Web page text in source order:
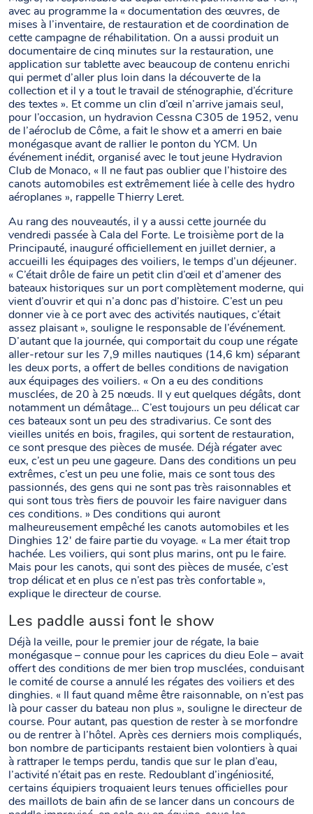
avec au programme la « documentation des œuvres, de
mises à l’inventaire, de restauration et de coordination de
cette campagne de réhabilitation. On a aussi produit un
documentaire de cinq minutes sur la restauration, une
application sur tablette avec beaucoup de contenu enrichi
qui permet d’aller plus loin dans la découverte de la
collection et il y a tout le travail de sténographie, d’écriture
des textes ». Et comme un clin d’œil n’arrive jamais seul,
pour l’occasion, un hydravion Cessna C305 de 1952, venu
de l’aéroclub de Côme, a fait le show et a amerri en baie
monégasque avant de rallier le ponton du YCM. Un
événement inédit, organisé avec le tout jeune Hydravion
Club de Monaco, « Il ne faut pas oublier que l’histoire des
canots automobiles est extrêmement liée à celle des hydro
aéroplanes », rappelle Thierry Leret.
Au rang des nouveautés, il y a aussi cette journée du
vendredi passée à Cala del Forte. Le troisième port de la
Principauté, inauguré officiellement en juillet dernier, a
accueilli les équipages des voiliers, le temps d’un déjeuner.
« C’était drôle de faire un petit clin d’œil et d’amener des
bateaux historiques sur un port complètement moderne, qui
vient d’ouvrir et qui n’a donc pas d’histoire. C’est un peu
donner vie à ce port avec des activités nautiques, c’était
assez plaisant », souligne le responsable de l’événement.
D’autant que la journée, qui comportait du coup une régate
aller-retour sur les 7,9 milles nautiques (14,6 km) séparant
les deux ports, a offert de belles conditions de navigation
aux équipages des voiliers. « On a eu des conditions
musclées, de 20 à 25 nœuds. Il y eut quelques dégâts, dont
notamment un démâtage… C’est toujours un peu délicat car
ces bateaux sont un peu des stradivarius. Ce sont des
vieilles unités en bois, fragiles, qui sortent de restauration,
ce sont presque des pièces de musée. Déjà régater avec
eux, c’est un peu une gageure. Dans des conditions un peu
extrêmes, c’est un peu une folie, mais ce sont tous des
passionnés, des gens qui ne sont pas très raisonnables et
qui sont tous très fiers de pouvoir les faire naviguer dans
ces conditions. » Des conditions qui auront
malheureusement empêché les canots automobiles et les
Dinghies 12′ de faire partie du voyage. « La mer était trop
hachée. Les voiliers, qui sont plus marins, ont pu le faire.
Mais pour les canots, qui sont des pièces de musée, c’est
trop délicat et en plus ce n’est pas très confortable »,
explique le directeur de course.
Les paddle aussi font le show
Déjà la veille, pour le premier jour de régate, la baie
monégasque – connue pour les caprices du dieu Eole – avait
offert des conditions de mer bien trop musclées, conduisant
le comité de course a annulé les régates des voiliers et des
dinghies. « Il faut quand même être raisonnable, on n’est pas
là pour casser du bateau non plus », souligne le directeur de
course. Pour autant, pas question de rester à se morfondre
ou de rentrer à l’hôtel. Après ces derniers mois compliqués,
bon nombre de participants restaient bien volontiers à quai
à rattraper le temps perdu, tandis que sur le plan d’eau,
l’activité n’était pas en reste. Redoublant d’ingéniosité,
certains équipiers troquaient leurs tenues officielles pour
des maillots de bain afin de se lancer dans un concours de